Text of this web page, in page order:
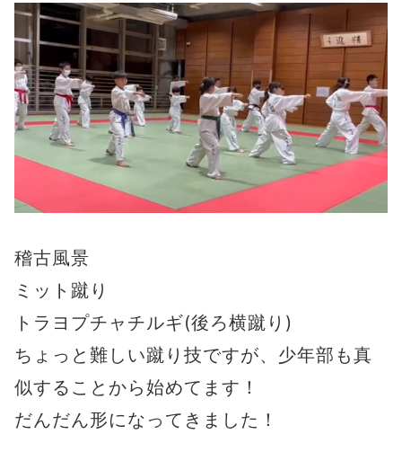
稽古風景
ミット蹴り
トラヨプチャチルギ(後ろ横蹴り)
ちょっと難しい蹴り技ですが、少年部も真
似することから始めてます！
だんだん形になってきました！